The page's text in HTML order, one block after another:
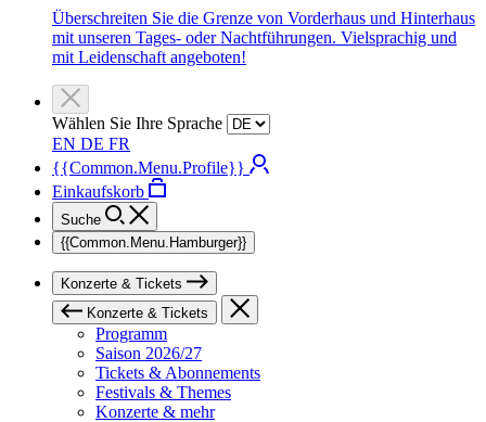
Überschreiten Sie die Grenze von Vorderhaus und Hinterhaus
mit unseren Tages- oder Nachtführungen. Vielsprachig und
mit Leidenschaft angeboten!
Wählen Sie Ihre Sprache
EN DE FR
{{Common.Menu.Profile}}
Einkaufskorb
Suche
{{Common.Menu.Hamburger}}
Konzerte & Tickets
Konzerte & Tickets
Programm
Saison 2026/27
Tickets & Abonnements
Festivals & Themes
Konzerte & mehr